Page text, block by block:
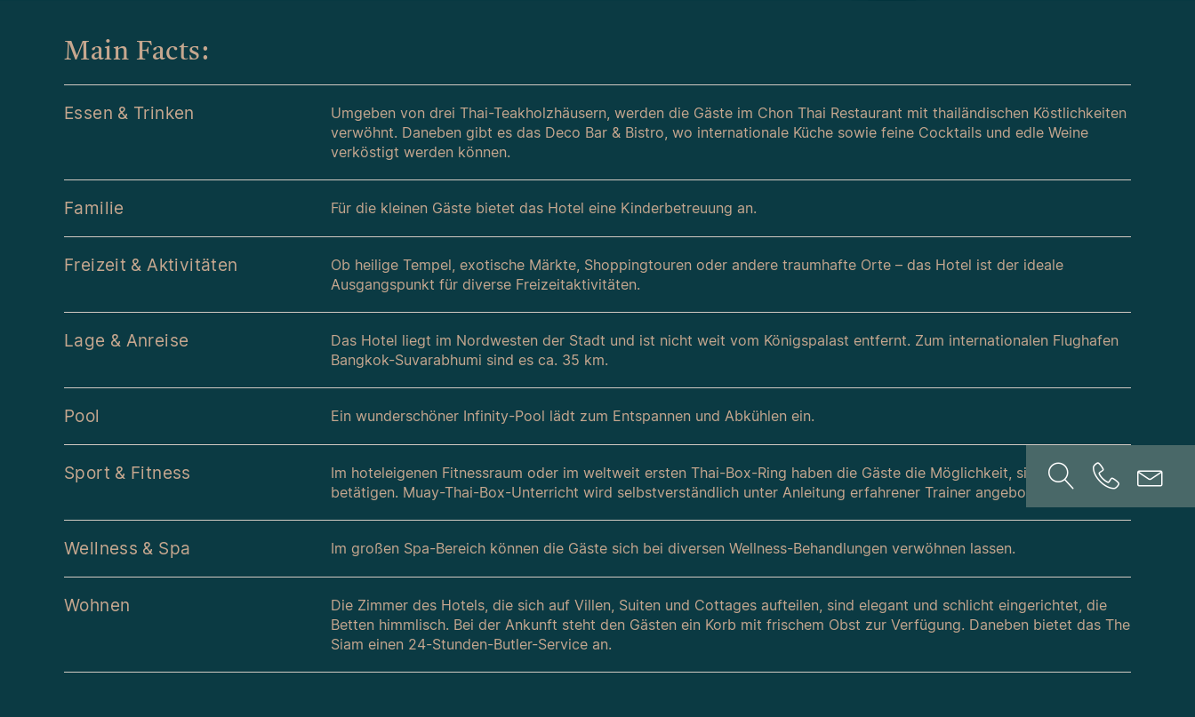
Main Facts:
Essen & Trinken
Umgeben von drei Thai-Teakholzhäusern, werden die Gäste im Chon Thai Restaurant mit thailändischen Köstlichkeiten
verwöhnt. Daneben gibt es das Deco Bar & Bistro, wo internationale Küche sowie feine Cocktails und edle Weine
verköstigt werden können.
Familie Für die kleinen Gäste bietet das Hotel eine Kinderbetreuung an.
Freizeit & Aktivitäten
Ob heilige Tempel, exotische Märkte, Shoppingtouren oder andere traumhafte Orte – das Hotel ist der ideale
Ausgangspunkt für diverse Freizeitaktivitäten.
Lage & Anreise
Das Hotel liegt im Nordwesten der Stadt und ist nicht weit vom Königspalast entfernt. Zum internationalen Flughafen
Bangkok-Suvarabhumi sind es ca. 35 km.
Pool Ein wunderschöner Infinity-Pool lädt zum Entspannen und Abkühlen ein.
Sport & Fitness
Im hoteleigenen Fitnessraum oder im weltweit ersten Thai-Box-Ring haben die Gäste die Möglichkeit, sich sportlich zu
betätigen. Muay-Thai-Box-Unterricht wird selbstverständlich unter Anleitung erfahrener Trainer angeboten.
Wellness & Spa Im großen Spa-Bereich können die Gäste sich bei diversen Wellness-Behandlungen verwöhnen lassen.
Wohnen
Die Zimmer des Hotels, die sich auf Villen, Suiten und Cottages aufteilen, sind elegant und schlicht eingerichtet, die
Betten himmlisch. Bei der Ankunft steht den Gästen ein Korb mit frischem Obst zur Verfügung. Daneben bietet das The
Siam einen 24-Stunden-Butler-Service an.